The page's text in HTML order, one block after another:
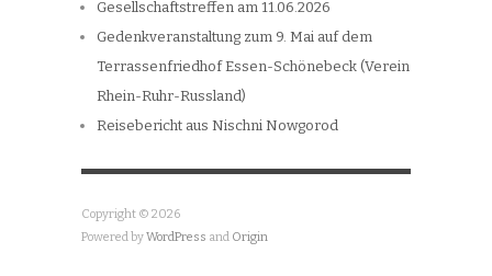
Gesellschaftstreffen am 11.06.2026
Gedenkveranstaltung zum 9. Mai auf dem
Terrassenfriedhof Essen-Schönebeck (Verein
Rhein-Ruhr-Russland)
Reisebericht aus Nischni Nowgorod
Copyright © 2026
Powered byWordPress and Origin